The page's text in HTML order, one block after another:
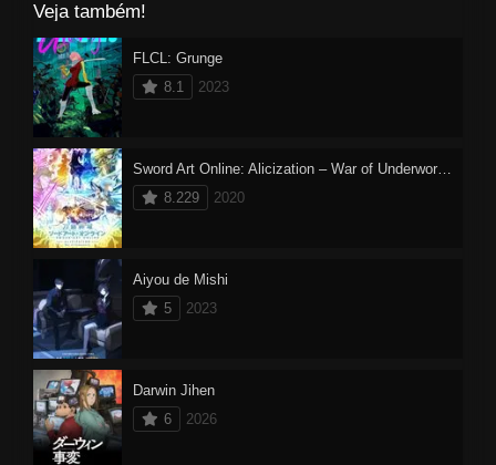
Veja também!
FLCL: Grunge
8.1
2023
Sword Art Online: Alicization – War of Underworld 2
8.229
2020
Aiyou de Mishi
5
2023
Darwin Jihen
6
2026